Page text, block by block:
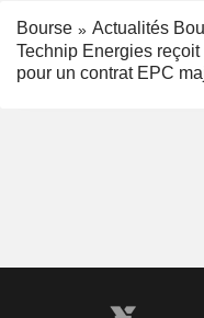
Bourse
Actualités
Technip Energies
pour un contrat EPC